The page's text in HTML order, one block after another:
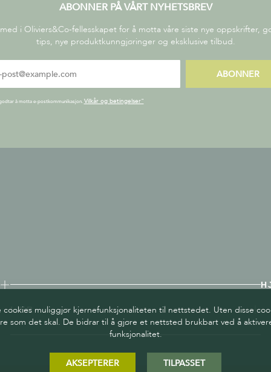
ABONNER PÅ VÅRT NYHETSBREV
i Oliviers&Co-fellesskapet for å motta våre siste nye oppskrifter,
tips, nye produktkunngjøringer og eksklusive tilbud.
ABONNER
å motta e-postkommunikasjon. Vilkår og betingelser"
LÆR muliggjør kjernefunksjonaliteten til nettstedet. Uten disse
som det skal. De bidrar til å gjøre et nettsted brukbart ved å
funksjonalitet.
AKSEPTERER TILPASSET